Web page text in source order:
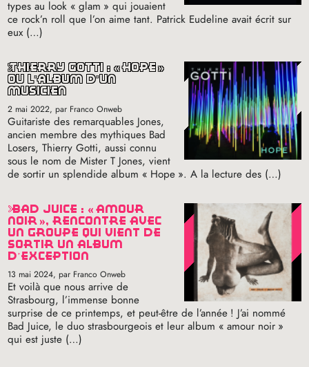
types au look « glam » qui jouaient
ce rock’n roll que l’on aime tant. Patrick Eudeline avait écrit sur
eux (…)
thierry gotti : «hope »
ou l’album d’un
musicien
2 mai 2022, par Franco Onweb
Guitariste des remarquables Jones,
ancien membre des mythiques Bad
Losers, Thierry Gotti, aussi connu
sous le nom de Mister T Jones, vient
de sortir un splendide album « Hope ». A la lecture des (…)
bad juice : « amour
noir », rencontre avec
un groupe qui vient de
sortir un album
d’exception
13 mai 2024, par Franco Onweb
Et voilà que nous arrive de
Strasbourg, l’immense bonne
surprise de ce printemps, et peut-être de l’année ! J’ai nommé
Bad Juice, le duo strasbourgeois et leur album « amour noir »
qui est juste (…)